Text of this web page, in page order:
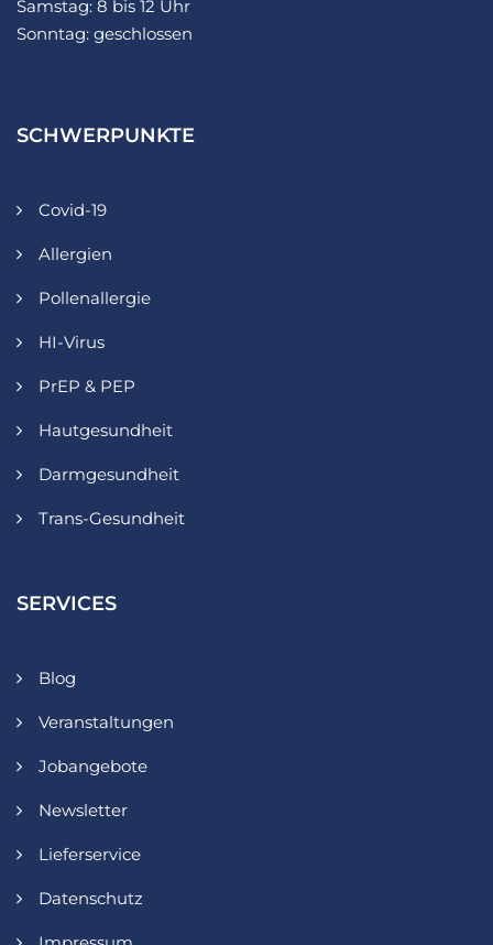
Samstag: 8 bis 12 Uhr
Sonntag: geschlossen
SCHWERPUNKTE
Covid-19
Allergien
Pollenallergie
HI-Virus
PrEP & PEP
Hautgesundheit
Darmgesundheit
Trans-Gesundheit
SERVICES
Blog
Veranstaltungen
Jobangebote
Newsletter
Lieferservice
Datenschutz